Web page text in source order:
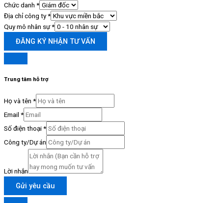
Chức danh *
Địa chỉ công ty*
Quy mô nhân sự*
ĐĂNG KÝ NHẬN TƯ VẤN
Trung tâm hỗ trợ
Họ và tên *
Email *
Số điện thoại*
Công ty/Dự án
Lời nhắn
Gửi yêu cầu